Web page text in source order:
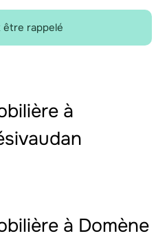
être rappelé
à
à Domène